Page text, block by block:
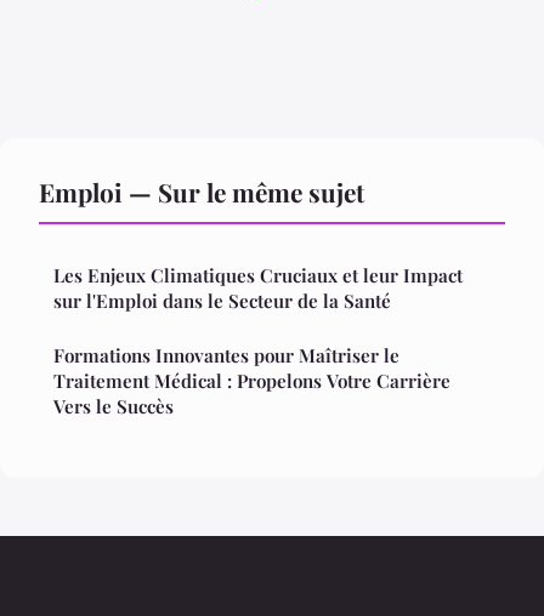
Emploi — Sur le même sujet
Les Enjeux Climatiques Cruciaux et leur Impact
sur l'Emploi dans le Secteur de la Santé
Formations Innovantes pour Maîtriser le
Traitement Médical : Propelons Votre Carrière
Vers le Succès